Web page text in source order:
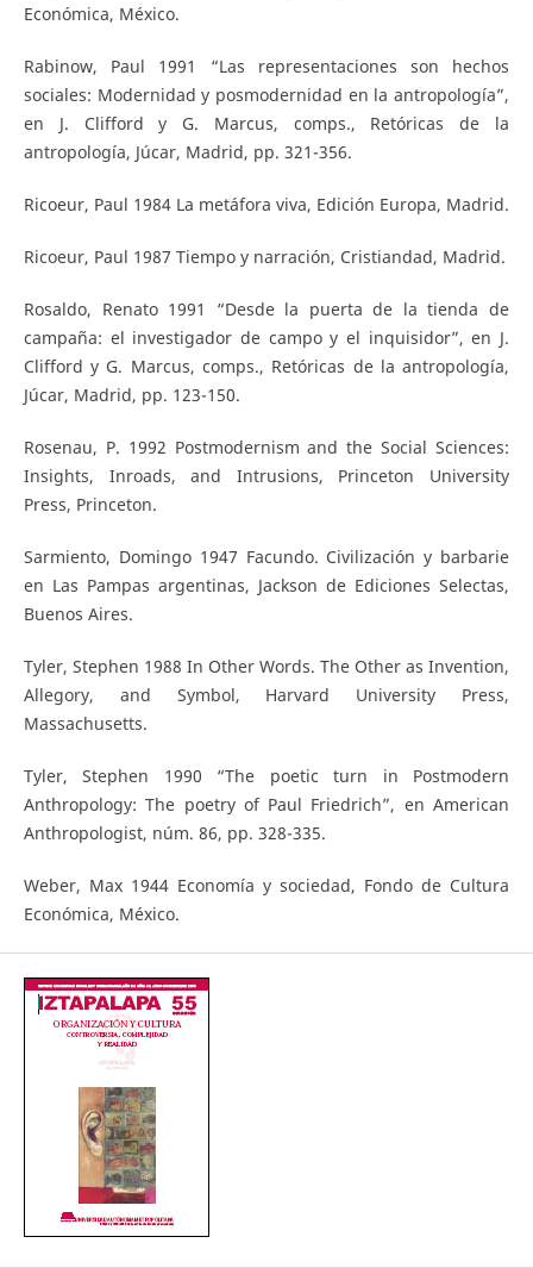
Económica, México.
Rabinow, Paul 1991 “Las representaciones son hechos
sociales: Modernidad y posmodernidad en la antropología”,
en J. Clifford y G. Marcus, comps., Retóricas de la
antropología, Júcar, Madrid, pp. 321-356.
Ricoeur, Paul 1984 La metáfora viva, Edición Europa, Madrid.
Ricoeur, Paul 1987 Tiempo y narración, Cristiandad, Madrid.
Rosaldo, Renato 1991 “Desde la puerta de la tienda de
campaña: el investigador de campo y el inquisidor”, en J.
Clifford y G. Marcus, comps., Retóricas de la antropología,
Júcar, Madrid, pp. 123-150.
Rosenau, P. 1992 Postmodernism and the Social Sciences:
Insights, Inroads, and Intrusions, Princeton University
Press, Princeton.
Sarmiento, Domingo 1947 Facundo. Civilización y barbarie
en Las Pampas argentinas, Jackson de Ediciones Selectas,
Buenos Aires.
Tyler, Stephen 1988 In Other Words. The Other as Invention,
Allegory, and Symbol, Harvard University Press,
Massachusetts.
Tyler, Stephen 1990 “The poetic turn in Postmodern
Anthropology: The poetry of Paul Friedrich”, en American
Anthropologist, núm. 86, pp. 328-335.
Weber, Max 1944 Economía y sociedad, Fondo de Cultura
Económica, México.